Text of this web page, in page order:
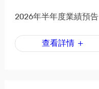
2026年半年度業績預告
查看詳情 +